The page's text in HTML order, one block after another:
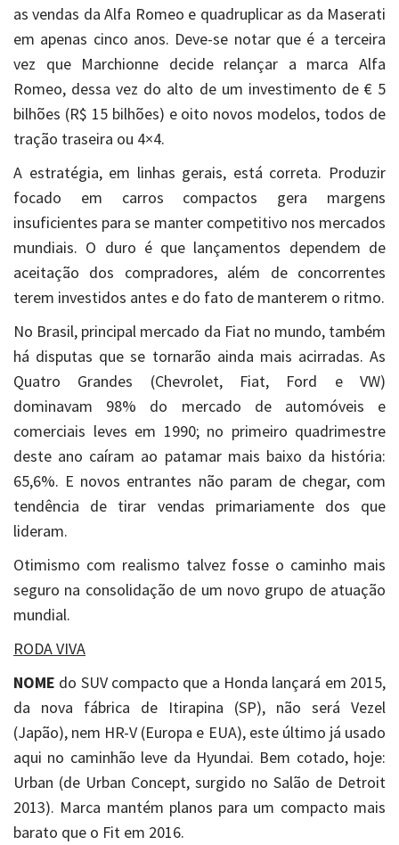
as vendas da Alfa Romeo e quadruplicar as da Maserati
em apenas cinco anos. Deve-se notar que é a terceira
vez que Marchionne decide relançar a marca Alfa
Romeo, dessa vez do alto de um investimento de € 5
bilhões (R$ 15 bilhões) e oito novos modelos, todos de
tração traseira ou 4×4.
A estratégia, em linhas gerais, está correta. Produzir
focado em carros compactos gera margens
insuficientes para se manter competitivo nos mercados
mundiais. O duro é que lançamentos dependem de
aceitação dos compradores, além de concorrentes
terem investidos antes e do fato de manterem o ritmo.
No Brasil, principal mercado da Fiat no mundo, também
há disputas que se tornarão ainda mais acirradas. As
Quatro Grandes (Chevrolet, Fiat, Ford e VW)
dominavam 98% do mercado de automóveis e
comerciais leves em 1990; no primeiro quadrimestre
deste ano caíram ao patamar mais baixo da história:
65,6%. E novos entrantes não param de chegar, com
tendência de tirar vendas primariamente dos que
lideram.
Otimismo com realismo talvez fosse o caminho mais
seguro na consolidação de um novo grupo de atuação
mundial.
RODA VIVA
NOME do SUV compacto que a Honda lançará em 2015,
da nova fábrica de Itirapina (SP), não será Vezel
(Japão), nem HR-V (Europa e EUA), este último já usado
aqui no caminhão leve da Hyundai. Bem cotado, hoje:
Urban (de Urban Concept, surgido no Salão de Detroit
2013). Marca mantém planos para um compacto mais
barato que o Fit em 2016.